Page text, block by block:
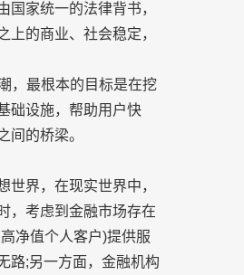
家统一的法律背书，
的商业、社会稳定，
，最根本的目标是在挖
础设施，帮助用户快
间的桥梁。
界，在现实世界中，
，考虑到金融市场存在
净值个人客户)提供服
路;另一方面，金融机构